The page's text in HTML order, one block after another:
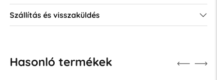
Szállítás és visszaküldés
Hasonló termékek